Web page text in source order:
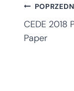
wpisu
CEDE 2018
Paper